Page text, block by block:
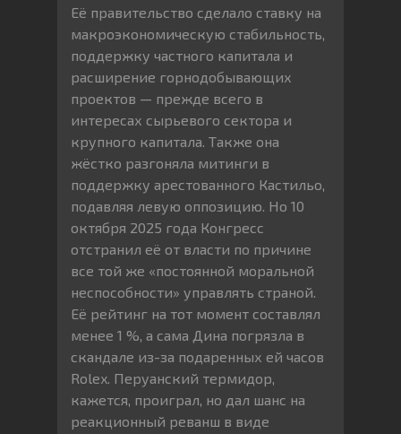
Её правительство сделало ставку на
макроэкономическую стабильность,
поддержку частного капитала и
расширение горнодобывающих
проектов — прежде всего в
интересах сырьевого сектора и
крупного капитала. Также она
жёстко разгоняла митинги в
поддержку арестованного Кастильо,
подавляя левую оппозицию. Но 10
октября 2025 года Конгресс
отстранил её от власти по причине
все той же «постоянной моральной
неспособности» управлять страной.
Её рейтинг на тот момент составлял
менее 1 %, а сама Дина погрязла в
скандале из-за подаренных ей часов
Rolex. Перуанский термидор,
кажется, проиграл, но дал шанс на
реакционный реванш в виде